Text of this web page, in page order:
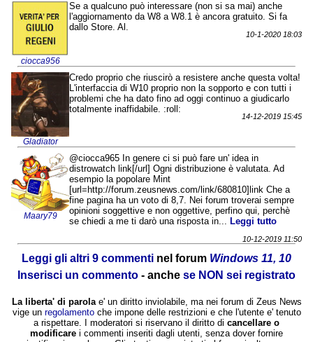
ciocca956
Se a qualcuno può interessare (non si sa mai) anche
l'aggiornamento da W8 a W8.1 è ancora gratuito. Si fa
dallo Store. Al.
10-1-2020 18:03
Gladiator
Credo proprio che riuscirò a resistere anche questa volta!
L'interfaccia di W10 proprio non la sopporto e con tutti i
problemi che ha dato fino ad oggi continuo a giudicarlo
totalmente inaffidabile. :roll:
14-12-2019 15:45
Maary79
@ciocca965 In genere ci si può fare un' idea in
distrowatch link[/url] Ogni distribuzione è valutata. Ad
esempio la popolare Mint
[url=http://forum.zeusnews.com/link/680810]link Che a
fine pagina ha un voto di 8,7. Nei forum troverai sempre
opinioni soggettive e non oggettive, perfino qui, perchè
se chiedi a me ti darò una risposta in...Leggi tutto
10-12-2019 11:50
Leggi gli altri 9 commenti nel forum Windows 11, 10
Inserisci un commento - anche se NON sei registrato
La liberta' di parolae' un diritto inviolabile, ma nei forum di Zeus News
vige un regolamentoche impone delle restrizioni e che l'utente e' tenuto
a rispettare. I moderatori si riservano il diritto di cancellare o
modificare i commenti inseriti dagli utenti, senza dover fornire